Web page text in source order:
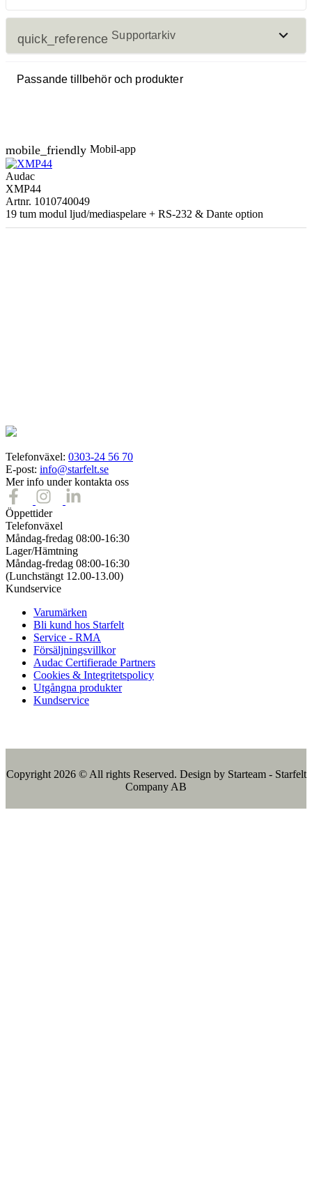
quick_reference Supportarkiv
Firmware
download
Servicedokumentation
Passande tillbehör och produkter
mobile_friendly Mobil-app
Audac
XMP44
Artnr. 1010740049
19 tum modul ljud/mediaspelare + RS-232 & Dante option
Telefonväxel: 0303-24 56 70
E-post: info@starfelt.se
Mer info under kontakta oss
Öppettider
Telefonväxel
Måndag-fredag 08:00-16:30
Lager/Hämtning
Måndag-fredag 08:00-16:30
(Lunchstängt 12.00-13.00)
Kundservice
Varumärken
Bli kund hos Starfelt
Service - RMA
Försäljningsvillkor
Audac Certifierade Partners
Cookies & Integritetspolicy
Utgångna produkter
Kundservice
Copyright 2026 © All rights Reserved. Design by Starteam - Starfelt
Company AB